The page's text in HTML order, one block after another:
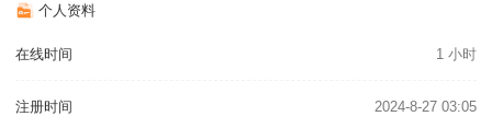
个人资料
在线时间 1 小时
注册时间 2024-8-27 03:05